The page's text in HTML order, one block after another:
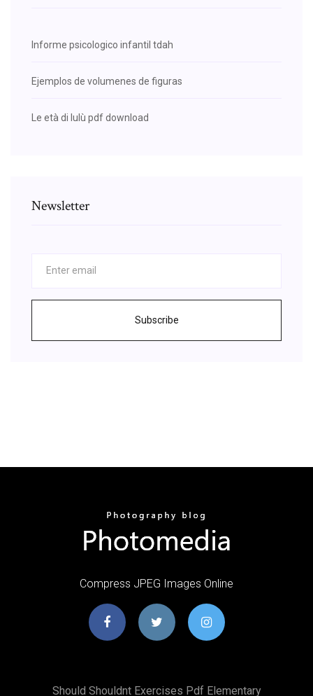
Informe psicologico infantil tdah
Ejemplos de volumenes de figuras
Le età di lulù pdf download
Newsletter
Subscribe
Compress JPEG Images Online
Should Shouldnt Exercises Pdf Elementary